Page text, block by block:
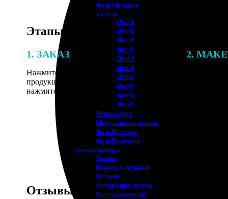
ФотоМозаика
Холсты
20х20
20х30
30х30
30х40
20х45
30х60
30х90
40х40
40х60
50х70
Пенокартон
Модульные картины
ФотоПостеры
ФотоПодушки
Фотоcувениры
Значки
Коврик для мыши
Кружки
Новогодние шары
Пазл картонный
Этапы работы
1. ЗАКАЗ
Нажмите «Сделать заказ», выберите тип
продукции, загрузите фотографии,
нажмите «Добавить в корзину».
2.
Отзывы